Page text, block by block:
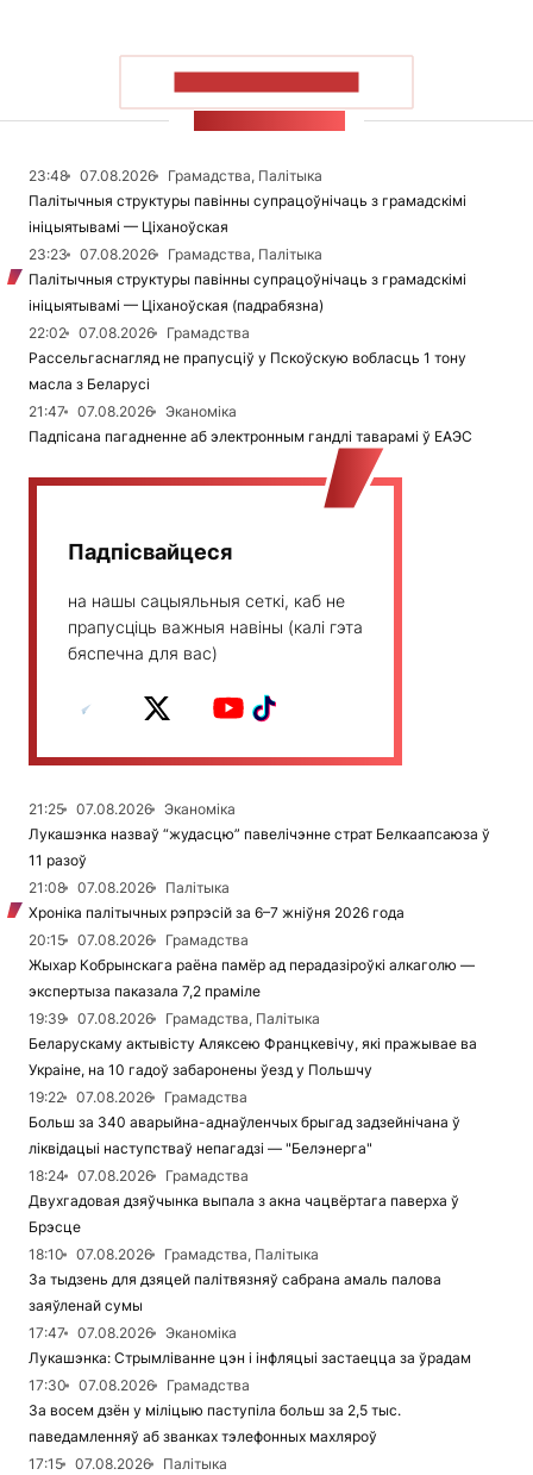
23:48 07.08.2026
Грамадства, Палітыка
Палітычныя структуры павінны супрацоўнічаць з грамадскімі
ініцыятывамі — Ціханоўская
23:23
07.08.2026
Грамадства, Палітыка
Палітычныя структуры павінны супрацоўнічаць з грамадскімі
ініцыятывамі — Ціханоўская (падрабязна)
22:02
07.08.2026
Грамадства
Рассельгаснагляд не прапусціў у Пскоўскую вобласць 1 тону
масла з Беларусі
21:47
07.08.2026
Эканоміка
Падпісана пагадненне аб электронным гандлі таварамі ў ЕАЭС
Падпісвайцеся
на нашы сацыяльныя сеткі, каб не
прапусціць важныя навіны (калі гэта
бяспечна для вас)
21:25 07.08.2026
Эканоміка
Лукашэнка назваў “жудасцю” павелічэнне страт Белкаапсаюза ў
11 разоў
21:08
07.08.2026
Палітыка
Хроніка палітычных рэпрэсій за 6–7 жніўня 2026 года
20:15
07.08.2026
Грамадства
Жыхар Кобрынскага раёна памёр ад перадазіроўкі алкаголю —
экспертыза паказала 7,2 праміле
19:39
07.08.2026
Грамадства, Палітыка
Беларускаму актывісту Аляксею Францкевічу, які пражывае ва
Украіне, на 10 гадоў забаронены ўезд у Польшчу
19:22
07.08.2026
Грамадства
Больш за 340 аварыйна-аднаўленчых брыгад задзейнічана ў
ліквідацыі наступстваў непагадзі — "Белэнерга"
18:24
07.08.2026
Грамадства
Двухгадовая дзяўчынка выпала з акна чацвёртага паверха ў
Брэсце
18:10
07.08.2026
Грамадства, Палітыка
За тыдзень для дзяцей палітвязняў сабрана амаль палова
заяўленай сумы
17:47
07.08.2026
Эканоміка
Лукашэнка: Стрымліванне цэн і інфляцыі застаецца за ўрадам
17:30
07.08.2026
Грамадства
За восем дзён у міліцыю паступіла больш за 2,5 тыс.
паведамленняў аб званках тэлефонных махляроў
17:15
07.08.2026
Палітыка